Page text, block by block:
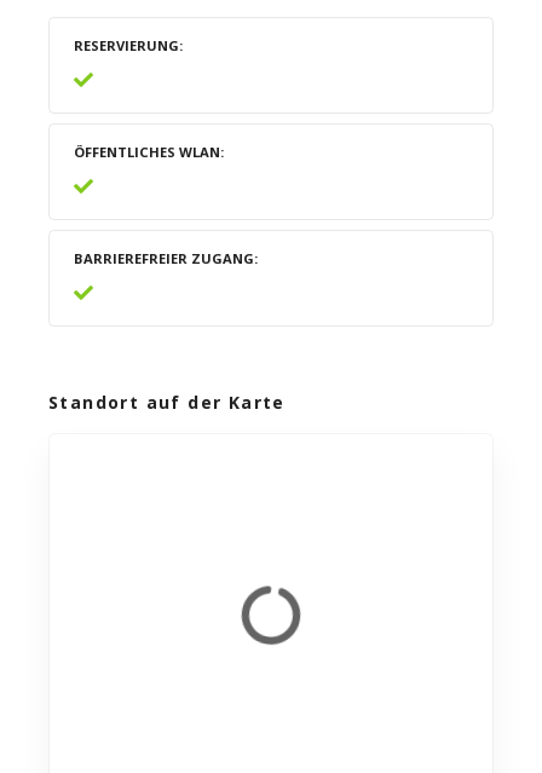
RESERVIERUNG
ÖFFENTLICHES WLAN
BARRIEREFREIER ZUGANG
Standort auf der Karte